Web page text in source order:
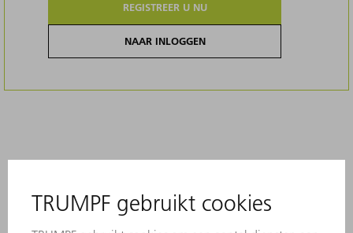
REGISTREER U NU
NAAR INLOGGEN